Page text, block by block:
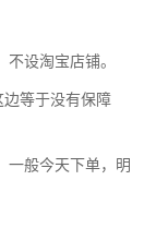
设淘宝店铺。
等于没有保障
一般今天下单，明